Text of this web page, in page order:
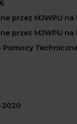
przez MJWPU na
przez MJWPU na
2020